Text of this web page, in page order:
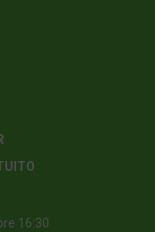
16:30